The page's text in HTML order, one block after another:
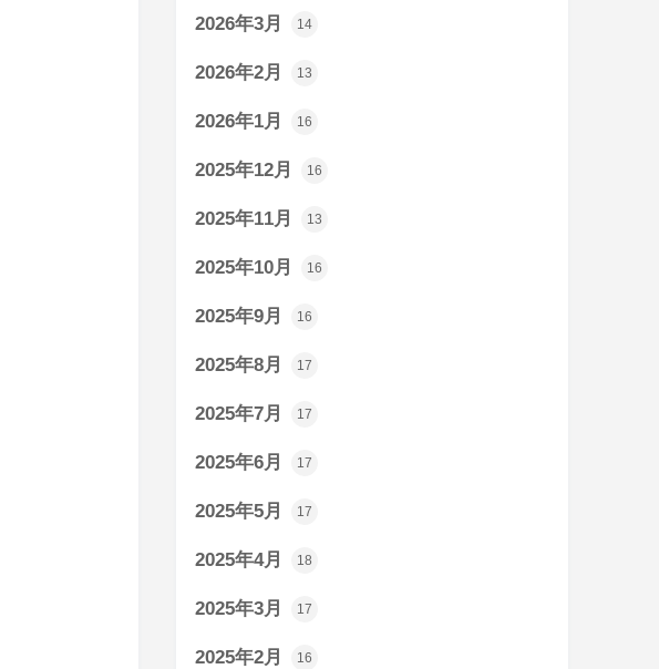
2026年3月 14
2026年2月 13
2026年1月 16
2025年12月 16
2025年11月 13
2025年10月 16
2025年9月 16
2025年8月 17
2025年7月 17
2025年6月 17
2025年5月 17
2025年4月 18
2025年3月 17
2025年2月 16